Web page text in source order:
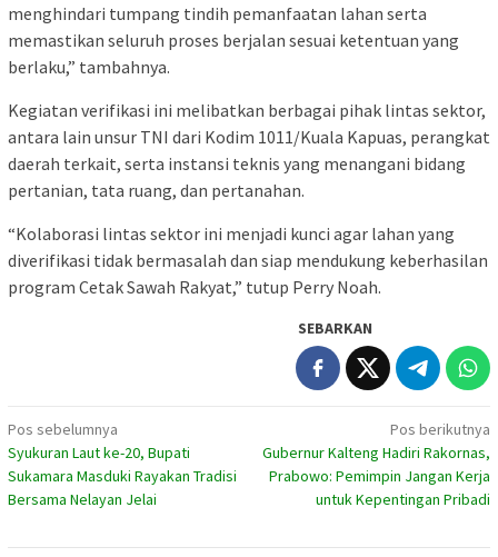
menghindari tumpang tindih pemanfaatan lahan serta
memastikan seluruh proses berjalan sesuai ketentuan yang
berlaku,” tambahnya.
Kegiatan verifikasi ini melibatkan berbagai pihak lintas sektor,
antara lain unsur TNI dari Kodim 1011/Kuala Kapuas, perangkat
daerah terkait, serta instansi teknis yang menangani bidang
pertanian, tata ruang, dan pertanahan.
“Kolaborasi lintas sektor ini menjadi kunci agar lahan yang
diverifikasi tidak bermasalah dan siap mendukung keberhasilan
program Cetak Sawah Rakyat,” tutup Perry Noah.
SEBARKAN
Navigasi
pos
Pos sebelumnya
Syukuran Laut ke-20, Bupati
Sukamara Masduki Rayakan Tradisi
Bersama Nelayan Jelai
Pos berikutnya
Gubernur Kalteng Hadiri Rakornas,
Prabowo: Pemimpin Jangan Kerja
untuk Kepentingan Pribadi